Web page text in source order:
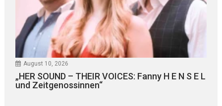
August 10, 2026
„HER SOUND – THEIR VOICES: Fanny H E N S E L
und Zeitgenossinnen“